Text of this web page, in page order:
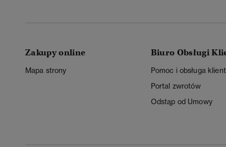
Zakupy online
Mapa strony
Biuro Obsługi
Pomoc i obsługa
Portal zwrotów
Odstąp od Umowy